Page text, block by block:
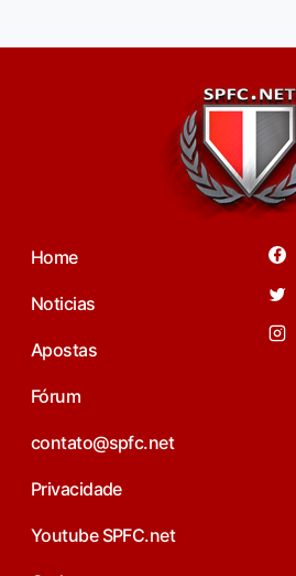
Home
Noticias
Apostas
Fórum
contato@spfc.net
Privacidade
Youtube SPFC.net